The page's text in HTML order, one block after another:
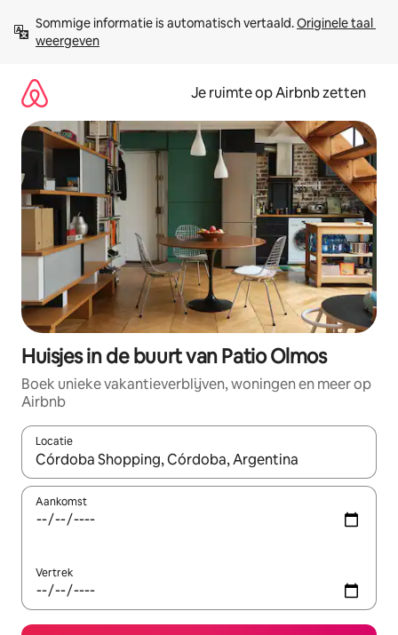
direct
naar
Sommige informatie is automatisch vertaald. Originele taal
weergeven
Je ruimte op Airbnb zetten
Huisjes in de buurt van Patio Olmos
Boek unieke vakantieverblijven, woningen en meer op
Airbnb
Locatie
Wanneer er suggesties beschikbaar zijn, maak je een keuze
Aankomst
Vertrek